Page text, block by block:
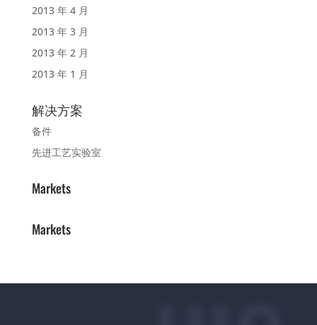
2013 年 4 月
2013 年 3 月
2013 年 2 月
2013 年 1 月
解决方案
备件
先进工艺实验室
Markets
Markets